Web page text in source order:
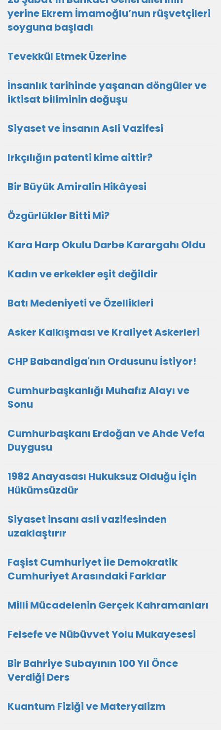
yerine Ekrem İmamoğlu’nun rüşvetçileri
soyguna başladı
Tevekkül Etmek Üzerine
İnsanlık tarihinde yaşanan döngüler ve
iktisat biliminin doğuşu
Siyaset ve İnsanın Asli Vazifesi
Irkçılığın patenti kime aittir?
Bir Büyük Amiralin Hikâyesi
Özgürlükler Bitti Mi?
Kara Harp Okulu Darbe Karargahı Oldu
Kadın ve erkekler eşit değildir
Batı Medeniyeti ve Özellikleri
Asker Kalkışması ve Kraliyet Askerleri
CHP Babandiga'nın Ordusunu İstiyor!
Cumhurbaşkanlığı Muhafız Alayı ve
Sonu
Cumhurbaşkanı Erdoğan ve Ahde Vefa
Duygusu
1982 Anayasası Hukuksuz Olduğu İçin
Hükümsüzdür
Siyaset insanı asli vazifesinden
uzaklaştırır
Faşist Cumhuriyet İle Demokratik
Cumhuriyet Arasındaki Farklar
Milli Mücadelenin Gerçek Kahramanları
Felsefe ve Nübüvvet Yolu Mukayesesi
Bir Bahriye Subayının 100 Yıl Önce
Verdiği Ders
Kuantum Fiziği ve Materyalizm